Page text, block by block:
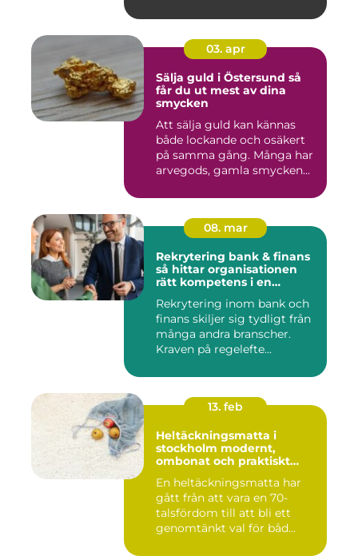
03. apr
Sälja guld i Östersund så
får du ut mest av dina
smycken
Att sälja guld kan kännas
både lockande och osäkert
på samma gång. Många har
arvegods, gamla smycken...
08. mar
Rekrytering bank & finans
så hittar organisationen
rätt kompetens i en
Rekrytering inom bank och
finans skiljer sig tydligt från
många andra branscher.
Kraven på regelefte...
13. feb
Heltäckningsmatta i
stockholm modernt,
ombonat och praktiskt
En heltäckningsmatta har
gått från att vara en 70-
talsfördom till att bli ett
genomtänkt val för båd...